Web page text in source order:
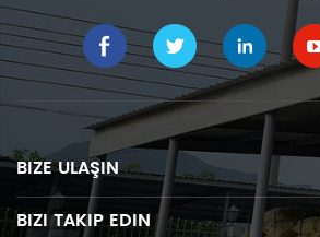
BIZE ULAŞIN
BIZI TAKIP EDIN